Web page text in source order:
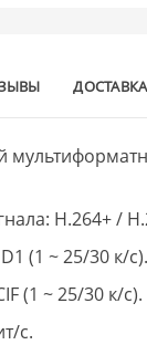
ДОСТАВКА
H.264+ /
(1 ~ 25/30 к/с).
(1 ~ 25/30 к/с).
с.